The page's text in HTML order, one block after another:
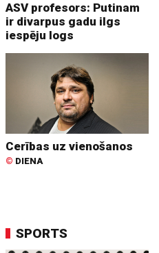
ASV profesors: Putinam
ir divarpus gadu ilgs
iespēju logs
Cerības uz vienošanos
© DIENA
SPORTS